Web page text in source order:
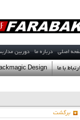
اصلي درباره ما دوربین
با ما Design
برگشت